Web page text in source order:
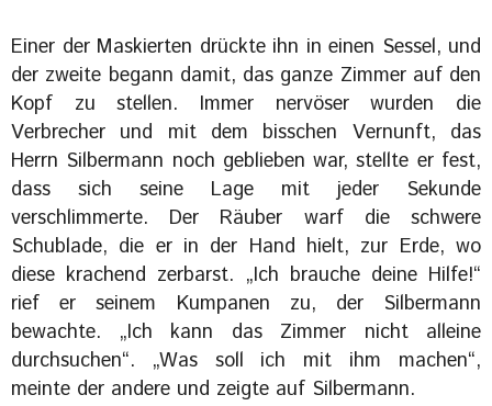
Einer der Maskierten drückte ihn in einen Sessel, und
der zweite begann damit, das ganze Zimmer auf den
Kopf zu stellen. Immer nervöser wurden die
Verbrecher und mit dem bisschen Vernunft, das
Herrn Silbermann noch geblieben war, stellte er fest,
dass sich seine Lage mit jeder Sekunde
verschlimmerte. Der Räuber warf die schwere
Schublade, die er in der Hand hielt, zur Erde, wo
diese krachend zerbarst. „Ich brauche deine Hilfe!“
rief er seinem Kumpanen zu, der Silbermann
bewachte. „Ich kann das Zimmer nicht alleine
durchsuchen“. „Was soll ich mit ihm machen“,
meinte der andere und zeigte auf Silbermann.